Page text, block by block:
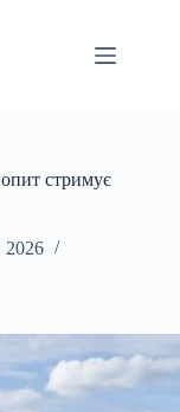
стримує
2026